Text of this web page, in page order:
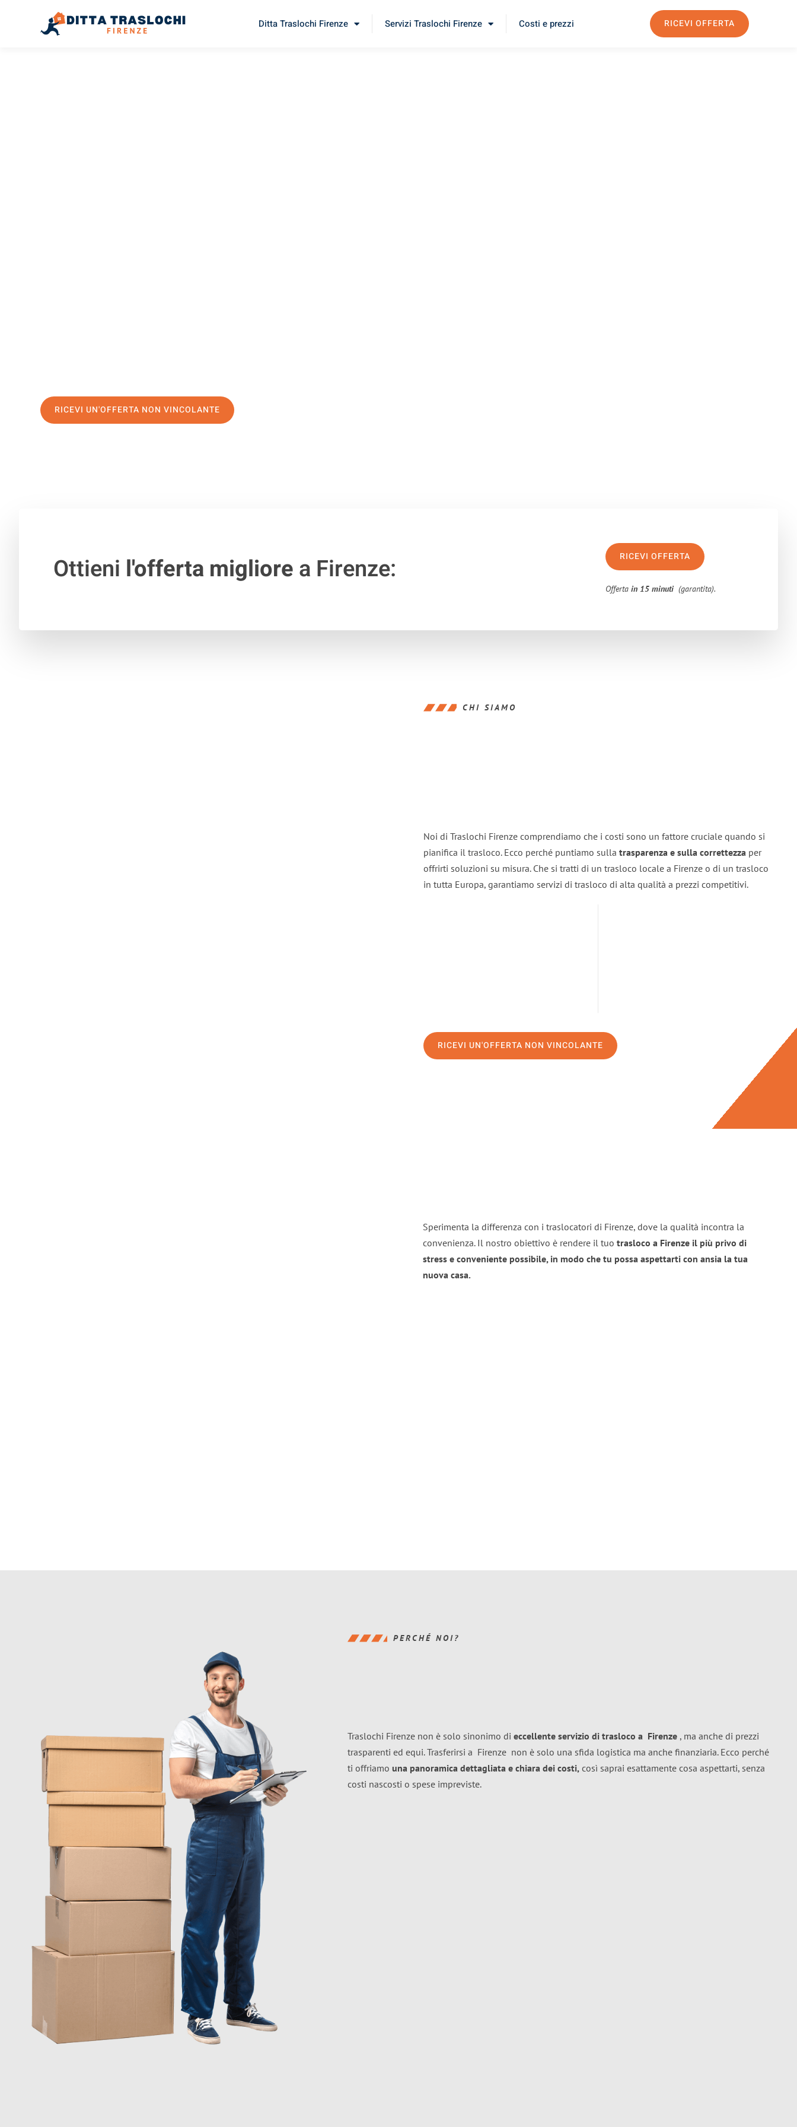
Ditta Traslochi Firenze Servizi Traslochi Firenze Costi e prezzi RICEVI OFFERTA
RICEVI UN'OFFERTA NON VINCOLANTE
Ottieni l'offerta migliorea Firenze: RICEVI OFFERTA
Offertain 15 minuti (garantita).
CHI SIAMO
Noi di Traslochi Firenze comprendiamo che i costi sono un fattore cruciale quando si
pianifica il trasloco. Ecco perché puntiamo sulla trasparenza e sulla correttezza per
offrirti soluzioni su misura. Che si tratti di un trasloco locale a Firenze o di un trasloco
in tutta Europa, garantiamo servizi di trasloco di alta qualità a prezzi competitivi.
RICEVI UN'OFFERTA NON VINCOLANTE
Sperimenta la differenza con i traslocatori di Firenze, dove la qualità incontra la
convenienza. Il nostro obiettivo è rendere il tuo trasloco a Firenze il più privo di
stress e conveniente possibile, in modo che tu possa aspettarti con ansia la tua
nuova casa.
PERCHÉ NOI?
Traslochi Firenze non è solo sinonimo di eccellente servizio di trasloco a Firenze , ma anche di prezzi
trasparenti ed equi. Trasferirsi a Firenze non è solo una sfida logistica ma anche finanziaria. Ecco perché
ti offriamo una panoramica dettagliata e chiara dei costi, così saprai esattamente cosa aspettarti, senza
costi nascosti o spese impreviste.